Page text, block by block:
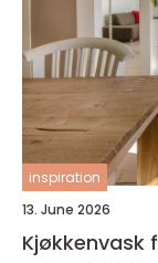
inspiration
13. June 2026
Kjøkkenvask funksjon, design og praktiske